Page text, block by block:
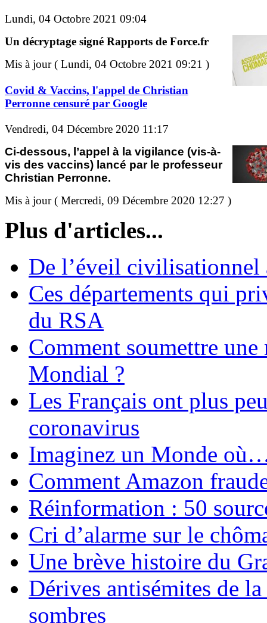
Lundi, 04 Octobre 2021 09:04
Un décryptage signé Rapports de Force.fr
Mis à jour ( Lundi, 04 Octobre 2021 09:21 )
Covid & Vaccins, l'appel de Christian
Perronne censuré par Google
Vendredi, 04 Décembre 2020 11:17
Ci-dessous, l’appel à la vigilance (vis-à-
vis des vaccins) lancé par le professeur
Christian Perronne.
Mis à jour ( Mercredi, 09 Décembre 2020 12:27 )
Plus d'articles...
De l’éveil
Ces départements qui
du RSA
Comment soumettre
Mondial ?
Les Français ont plus
coronavirus
Imaginez un Monde
Comment Amazon
Réinformation : 50
Cri d’alarme sur le
Une brève histoire du
Dérives antisémites de
sombres